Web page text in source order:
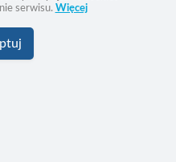
serwisu. Więcej